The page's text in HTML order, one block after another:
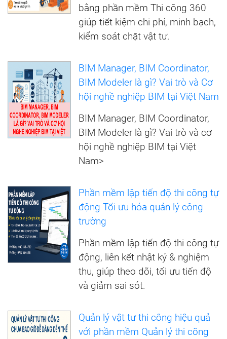
bằng phần mềm Thi công 360
giúp tiết kiệm chi phí, minh bạch,
kiểm soát chặt vật tư.
BIM Manager, BIM Coordinator,
BIM Modeler là gì? Vai trò và Cơ
hội nghề nghiệp BIM tại Việt Nam
BIM Manager, BIM Coordinator,
BIM Modeler là gì? Vai trò và cơ
hội nghề nghiệp BIM tại Việt
Nam>
Phần mềm lập tiến độ thi công tự
động Tối ưu hóa quản lý công
trường
Phần mềm lập tiến độ thi công tự
động, liên kết nhật ký & nghiệm
thu, giúp theo dõi, tối ưu tiến độ
và giảm sai sót.
Quản lý vật tư thi công hiệu quả
với phần mềm Quản lý thi công